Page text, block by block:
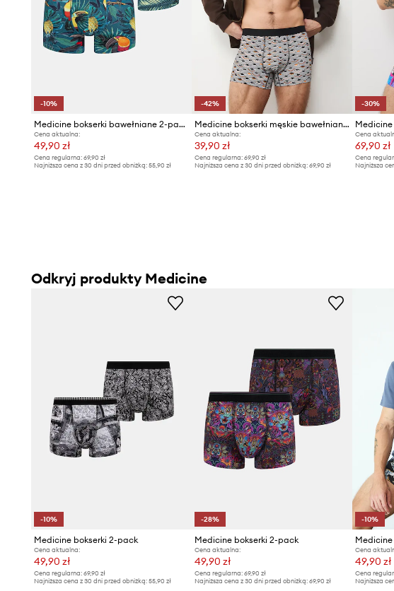
-10%
Medicine bokserki bawełniane 2-pack
Cena aktualna:
49,90 zł
Cena regularna: 69,90 zł
Najniższa cena z 30 dni przed obniżką: 55,90 zł
-42%
Medicine bokserki męskie bawełniane z elastanem 2-pack
Cena aktualna:
39,90 zł
Cena regularna:69,90 zł
Najniższa cena z 30 dni przed obniżką:69,90 zł
-30%
Cena
69,90 zł
Cena
Najniższa
Odkryj produkty Medicine
-10%
Medicine bokserki 2-pack
Cena aktualna:
49,90 zł
Cena regularna: 69,90 zł
Najniższa cena z 30 dni przed obniżką: 55,90 zł
-28%
Medicine bokserki 2-pack
Cena aktualna:
49,90 zł
Cena regularna:69,90 zł
Najniższa cena z 30 dni przed obniżką:69,90 zł
-10%
Cena
49,90 zł
Cena
Najniższa